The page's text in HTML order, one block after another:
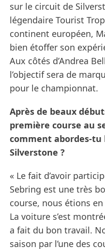
sur le circuit de
légendaire Tourist
continent européen,
bien étoffer son
Aux côtés d’Andrea
l’objectif sera de
pour le championnat.
Après de beaux
première course au
comment abordes-tu
Silverstone ?
« Le fait d’avoir
Sebring est une très
course, nous étions
La voiture s’est
a fait du bon travail.
saison par l’une des